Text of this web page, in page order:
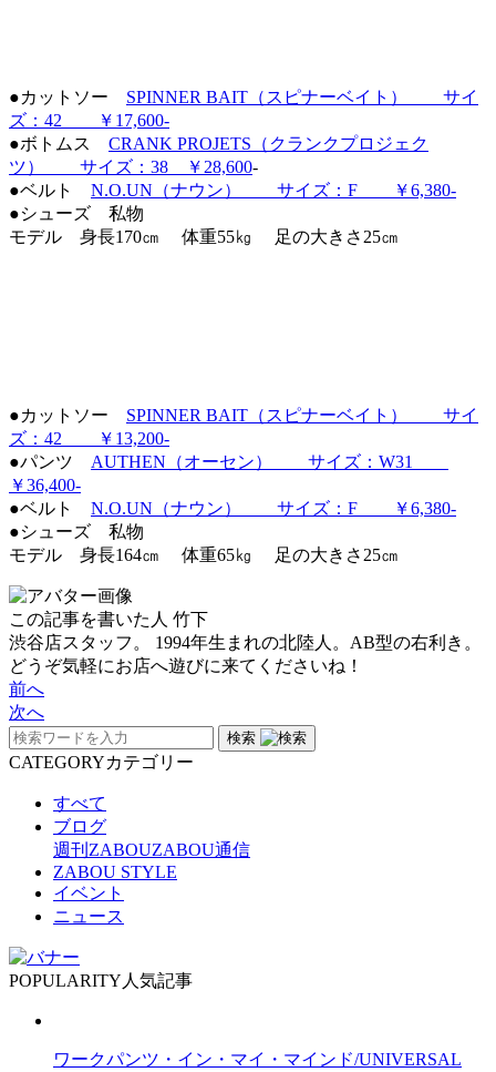
●カットソー SPINNER BAIT（スピナーベイト） サイ
ズ：42 ￥17,600‐
●ボトムス CRANK PROJETS（クランクプロジェク
ツ） サイズ：38 ￥28,600-
●ベルト N.O.UN（ナウン） サイズ：F ￥6,380-
●シューズ 私物
モデル 身長170㎝ 体重55㎏ 足の大きさ25㎝
●カットソー SPINNER BAIT（スピナーベイト） サイ
ズ：42 ￥13,200‐
●パンツ AUTHEN（オーセン） サイズ：W31
￥36,400‐
●ベルト N.O.UN（ナウン） サイズ：F ￥6,380-
●シューズ 私物
モデル 身長164㎝ 体重65㎏ 足の大きさ25㎝
この記事を書いた人 竹下
渋谷店スタッフ。 1994年生まれの北陸人。AB型の右利き。
どうぞ気軽にお店へ遊びに来てくださいね！
前へ
次へ
検索
CATEGORYカテゴリー
すべて
ブログ
週刊ZABOUZABOU通信
ZABOU STYLE
イベント
ニュース
POPULARITY 人気記事
ワークパンツ・イン・マイ・マインド/UNIVERSAL